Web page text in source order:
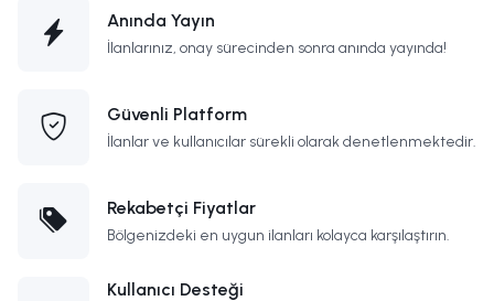
Anında Yayın
İlanlarınız, onay sürecinden sonra anında yayında!
Güvenli Platform
İlanlar ve kullanıcılar sürekli olarak denetlenmektedir.
Rekabetçi Fiyatlar
Bölgenizdeki en uygun ilanları kolayca karşılaştırın.
Kullanıcı Desteği